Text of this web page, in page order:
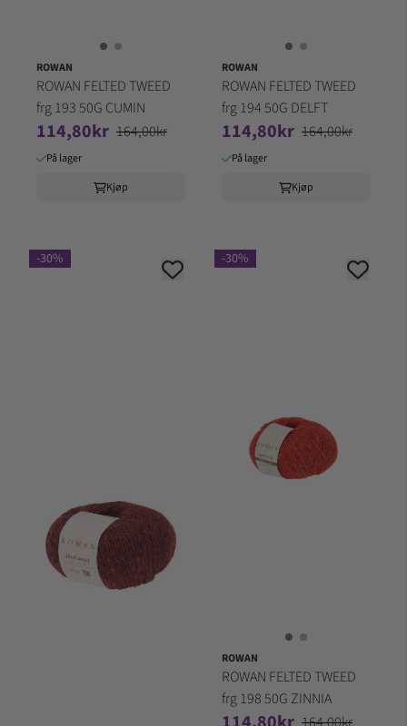
ROWAN
ROWAN FELTED TWEED
frg 193 50G CUMIN
114,80kr 164,00kr
På lager
Kjøp
ROWAN
ROWAN FELTED TWEED
frg 194 50G DELFT
114,80kr 164,00kr
På lager
Kjøp
-30% -30%
ROWAN
ROWAN FELTED TWEED
frg 198 50G ZINNIA